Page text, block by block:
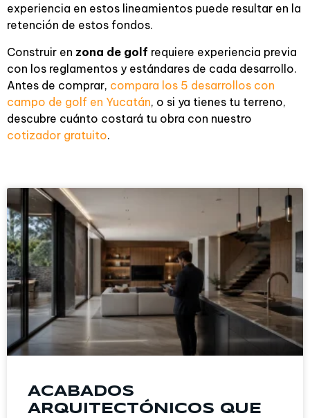
experiencia en estos lineamientos puede resultar en la
retención de estos fondos.
Construir en zona de golf requiere experiencia previa
con los reglamentos y estándares de cada desarrollo.
Antes de comprar, compara los 5 desarrollos con
campo de golf en Yucatán, o si ya tienes tu terreno,
descubre cuánto costará tu obra con nuestro
cotizador gratuito.
ACABADOS
ARQUITECTÓNICOS QUE